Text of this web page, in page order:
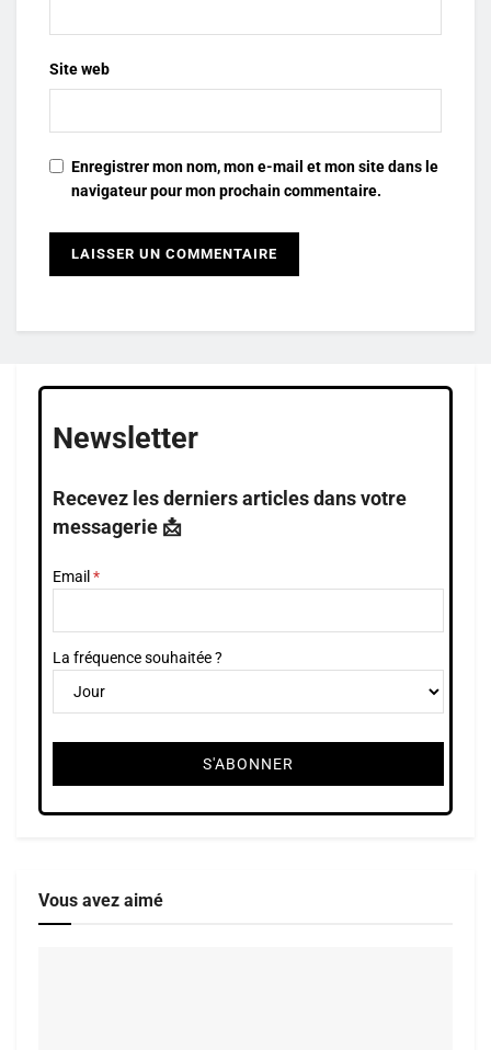
Site web
Enregistrer mon nom, mon e-mail et mon site dans le
navigateur pour mon prochain commentaire.
Newsletter
Recevez les derniers articles dans votre
messagerie 📩
Email
La fréquence souhaitée ?
Vous avez aimé